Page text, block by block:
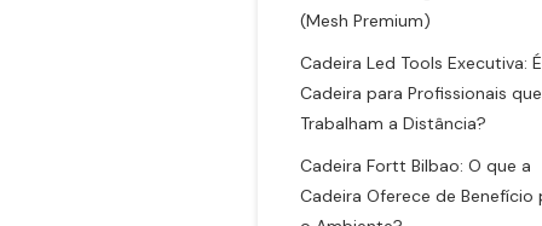
(Mesh Premium)
Cadeira Led Tools Executiva:
Cadeira para Profissionais que
Trabalham a Distância?
Cadeira Fortt Bilbao: O que a
Cadeira Oferece de Benefício